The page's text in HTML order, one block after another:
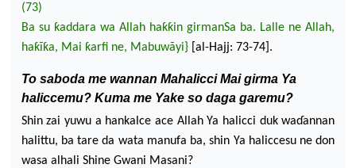
(73)
Ba su ƙaddara wa Allah haƙƙin girmanSa ba. Lalle ne Allah,
haƙĩƙa, Mai ƙarfi ne, Mabuwãyi}[al-Hajj: 73-74].
To saboda me wannan Mahalicci Mai girma Ya
haliccemu? Kuma me Yake so daga garemu?
Shin zai yuwu a hankalce ace Allah Ya halicci duk waɗannan
halittu, ba tare da wata manufa ba, shin Ya haliccesu ne don
wasa alhali Shine Gwani Masani?